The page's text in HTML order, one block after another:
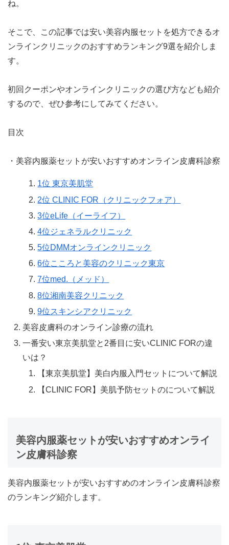
ね。
そこで、この記事では安い美容内服セットを処方できるオ
ンラインクリニックのおすすめランキング9選を紹介しま
す。
初回クーポンやオンラインクリニックの選び方なども紹介
するので、ぜひ参考にしてみてください。
目次
・美容内服薬セットが安いおすすめオンライン皮膚科診察
1位 東京美肌堂
2位 CLINIC FOR（クリニックフォア）
3位eLife（イーライフ）
4位ジェネラルクリニック
5位DMMオンラインクリニック
6位こころと美容のクリニック東京
7位med.（メッド）
8位湘南美容クリニック
9位スキンシアクリニック
美容皮膚科のオンライン診療の流れ
一番安い東京美肌堂と2番目に安いCLINIC FORの違
いは？
【東京美肌堂】美白内服入門セットについて解説
【CLINIC FOR】美肌予防セットのについて解説
美容内服薬セットが安いおすすめオンライ
ン皮膚科診察
美容内服薬セットが安いおすすめのオンライン皮膚科診察
のランキング紹介します。